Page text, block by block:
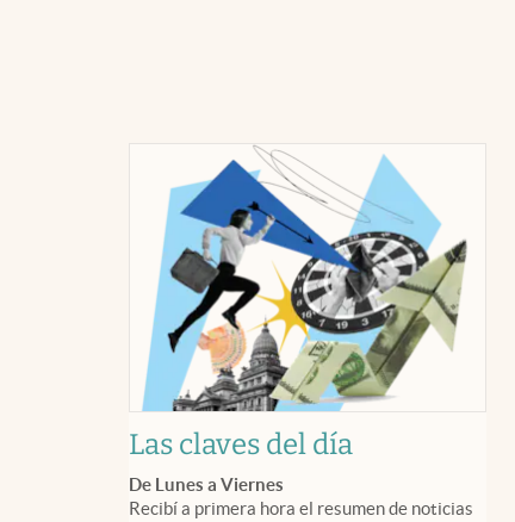
Las claves del día
De Lunes a Viernes
Recibí a primera hora el resumen de noticias